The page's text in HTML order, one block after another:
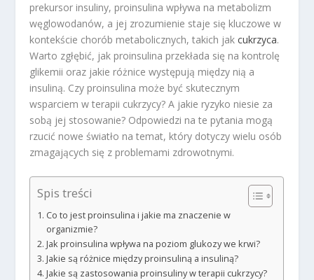
prekursor insuliny, proinsulina wpływa na metabolizm
węglowodanów, a jej zrozumienie staje się kluczowe w
kontekście chorób metabolicznych, takich jakcukrzyca.
Warto zgłębić, jak proinsulina przekłada się na kontrolę
glikemii oraz jakie różnice występują między nią a
insuliną. Czy proinsulina może być skutecznym
wsparciem w terapii cukrzycy? A jakie ryzyko niesie za
sobą jej stosowanie? Odpowiedzi na te pytania mogą
rzucić nowe światło na temat, który dotyczy wielu osób
zmagających się z problemami zdrowotnymi.
Spis treści
Co to jest proinsulina i jakie ma znaczenie w
organizmie?
Jak proinsulina wpływa na poziom glukozy we krwi?
Jakie są różnice między proinsuliną a insuliną?
Jakie są zastosowania proinsuliny w terapii cukrzycy?